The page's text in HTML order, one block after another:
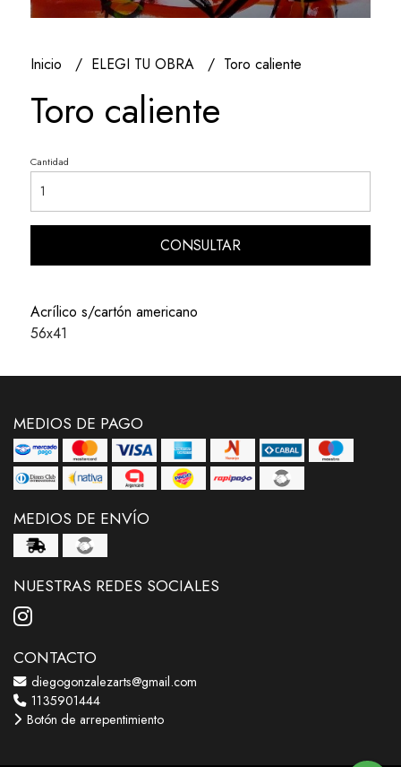
Inicio ELEGI TU OBRA Toro caliente
Toro caliente
Cantidad
CONSULTAR
Acrílico s/cartón americano
56x41
MEDIOS DE PAGO
MEDIOS DE ENVÍO
NUESTRAS REDES SOCIALES
CONTACTO
diegogonzalezarts@gmail.com
1135901444
Botón de arrepentimiento